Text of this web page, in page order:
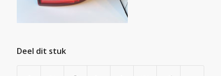
Deel dit stuk